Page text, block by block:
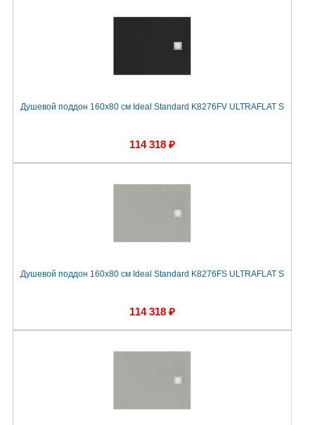
Душевой поддон 160х80 см Ideal Standard K8276FV ULTRAFLAT S
114 318 ₽
Душевой поддон 160х80 см Ideal Standard K8276FS ULTRAFLAT S
114 318 ₽